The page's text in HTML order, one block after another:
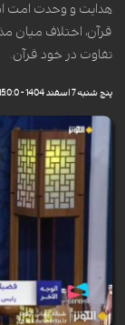
هدایت و وحدت امت
قرآن، اختلاف میان
تفاوت در خود قرآن.
پنج شنبه 7 اسفند 1404 - 15:0:0